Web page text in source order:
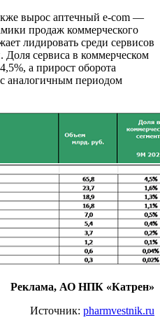
вырос аптечный e-com —
продаж коммерческого
лидировать среди сервисов
Доля сервиса в коммерческом
а прирост оборота
аналогичным периодом
Реклама, АО НПК «Катрен»
Источник: pharmvestnik.ru